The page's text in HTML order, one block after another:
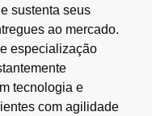
sustenta seus
ao mercado.
especialização
tecnologia e
com agilidade